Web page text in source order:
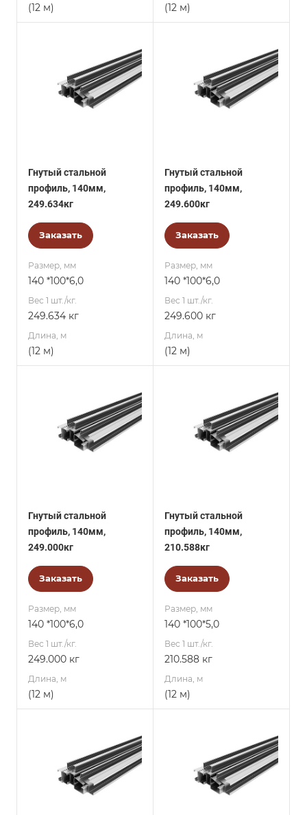
(12 м) (12 м)
Гнутый стальной
профиль, 140мм,
249.634кг
Заказать
Размер, мм
140 *100*6,0
Вес 1 шт./кг.
249.634 кг
Длина, м
(12 м)
Гнутый стальной
профиль, 140мм,
249.600кг
Заказать
Размер, мм
140 *100*6,0
Вес 1 шт./кг.
249.600 кг
Длина, м
(12 м)
Гнутый стальной
профиль, 140мм,
249.000кг
Заказать
Размер, мм
140 *100*6,0
Вес 1 шт./кг.
249.000 кг
Длина, м
(12 м)
Гнутый стальной
профиль, 140мм,
210.588кг
Заказать
Размер, мм
140 *100*5,0
Вес 1 шт./кг.
210.588 кг
Длина, м
(12 м)